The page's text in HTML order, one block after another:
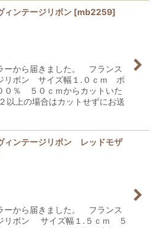
ンテージリボン [mb2259]
ーから届きました。 フランス
リボン サイズ幅１.０ｃｍ ポ
０％ ５０ｃｍからカットいた
以上の場合はカットせずにお送
ンテージリボン レッドモザ
ーから届きました。 フランス
リボン サイズ幅１.５ｃｍ ５